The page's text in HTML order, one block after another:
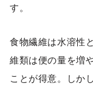
す。
食物繊維は水溶性
維類は便の量を増
ことが得意。しか